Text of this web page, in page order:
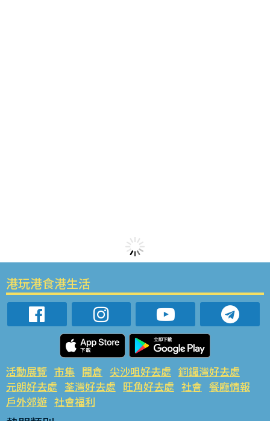
港玩港食港生活
活動展覽 市集 開倉 尖沙咀好去處 銅鑼灣好去處
元朗好去處 荃灣好去處 旺角好去處 社會 餐廳情報
戶外郊遊 社會福利